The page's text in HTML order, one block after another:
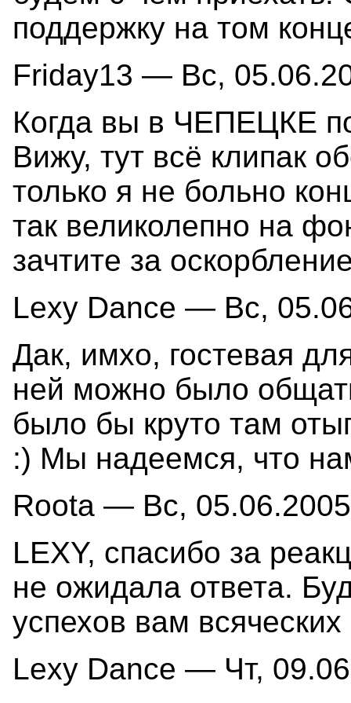
поддержку на том
Friday13 — Вс,
Когда вы в ЧЕПЕЦКЕ
Вижу, тут всё клипак
только я не больно
так великолепно на
зачтите за
Lexy Dance — Вс,
Дак, имхо, гостевая
ней можно было
было бы круто там
:) Мы надеемся, что
Roota — Вс,
LEXY, спасибо за
не ожидала ответа.
успехов вам всяческих
Lexy Dance — Чт,